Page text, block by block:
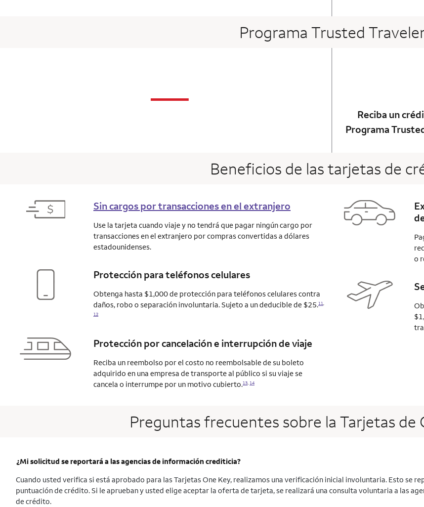
Programa Trusted
—not
Reciba un
Programa
Beneficios de las tarjetas de
Sin cargos por transacciones en el extranjero
Use la tarjeta cuando viaje y no tendrá que pagar ningún cargo por
transacciones en el extranjero por compras convertidas a dólares
estadounidenses.
Protección para teléfonos celulares
Obtenga hasta $1,000 de protección para teléfonos celulares contra
daños, robo o separación involuntaria. Sujeto a un deducible de $25.11
12
Protección por cancelación e interrupción de viaje
Reciba un reembolso por el costo no reembolsable de su boleto
adquirido en una empresa de transporte al público si su viaje se
cancela o interrumpe por un motivo cubierto.13 14
o
Preguntas frecuentes sobre la Tarjetas de
¿Mi solicitud se reportará a las agencias de información crediticia?
Cuando usted verifica si está aprobado para las Tarjetas One Key, realizamos una verificación inicial involuntaria. Esto se
puntuación de crédito. Si le aprueban y usted elige aceptar la oferta de tarjeta, se realizará una consulta voluntaria a las
de crédito.